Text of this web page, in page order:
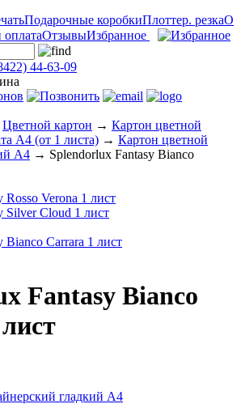
Подарочные коробкиПлоттер. резкаО
оплатаОтзывыИзбранное
44-63-09
Цветной картон → Картон цветной
А4 (от 1 листа) → Картон цветной
А4 → Splendorlux Fantasy Bianco
Fantasy Bianco
гладкий А4